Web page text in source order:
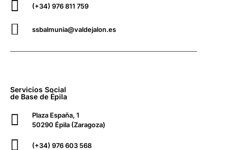
(+34) 976 811 759
ssbalmunia@valdejalon.es
Servicios Social
de Base de Épila
Plaza España, 1
50290 Épila (Zaragoza)
(+34) 976 603 568